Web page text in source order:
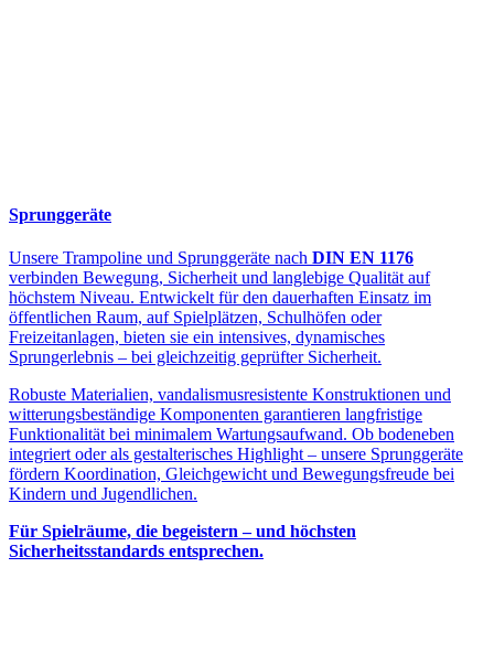
Sprunggeräte
Unsere Trampoline und Sprunggeräte nach DIN EN 1176
verbinden Bewegung, Sicherheit und langlebige Qualität auf
höchstem Niveau. Entwickelt für den dauerhaften Einsatz im
öffentlichen Raum, auf Spielplätzen, Schulhöfen oder
Freizeitanlagen, bieten sie ein intensives, dynamisches
Sprungerlebnis – bei gleichzeitig geprüfter Sicherheit.
Robuste Materialien, vandalismusresistente Konstruktionen und
witterungsbeständige Komponenten garantieren langfristige
Funktionalität bei minimalem Wartungsaufwand. Ob bodeneben
integriert oder als gestalterisches Highlight – unsere Sprunggeräte
fördern Koordination, Gleichgewicht und Bewegungsfreude bei
Kindern und Jugendlichen.
Für Spielräume, die begeistern – und höchsten
Sicherheitsstandards entsprechen.